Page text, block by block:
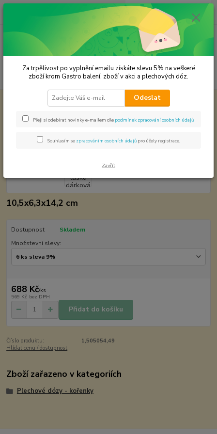
Menu
Hledat
ks
za 0,00 Kč
Plechové dózy - kořenky Plechová taška dárková
Plechová taška dárková
10,5x6,3x14,2 cm
Dostupnost
Skladem
Množstevní slevy:
688 Kč/ks
569 Kč bez DPH
Přidat do košíku
Číslo produktu:
1,505054,49
Hlídat cenu / dostupnost
Zboží zařazeno v kategoriích
Plechové dózy - kořenky
Za trpělivost po vyplnění emailu získáte slevu 5% na veškeré
zboží krom Gastro balení, zboží v akci a plechových dóz.
Odeslat
Přeji si odebírat novinky e-mailem dle podmínek zpracování osobních údajů
Souhlasím se zpracováním osobních údajů pro účely registrace.
Zavřít